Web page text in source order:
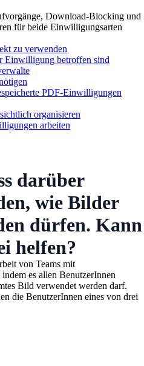
Download-Blocking und
für beide Einwilligungsarten
zu verwenden
Einwilligung betroffen sind
PDF-Einwilligungen
organisieren
arbeiten
darüber
wie Bilder
dürfen. Kann
helfen?
von Teams mit
es allen BenutzerInnen
Bild verwendet werden darf.
die BenutzerInnen eines von drei